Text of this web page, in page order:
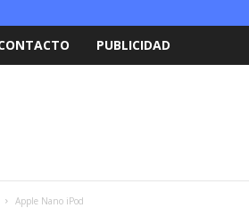
PUBLICIDAD
Apple Nano iPod